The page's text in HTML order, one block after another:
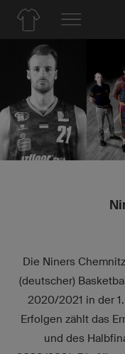
Die Niners
(deutscher)
2020/2021 in der
Erfolgen zählt das
und des